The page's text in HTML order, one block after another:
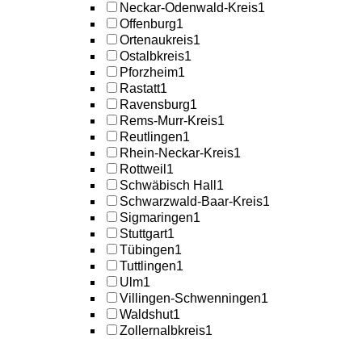
Neckar-Odenwald-Kreis1
Offenburg1
Ortenaukreis1
Ostalbkreis1
Pforzheim1
Rastatt1
Ravensburg1
Rems-Murr-Kreis1
Reutlingen1
Rhein-Neckar-Kreis1
Rottweil 1
Schwäbisch Hall 1
Schwarzwald-Baar-Kreis1
Sigmaringen1
Stuttgart1
Tübingen1
Tuttlingen1
Ulm1
Villingen-Schwenningen1
Waldshut1
Zollernalbkreis1